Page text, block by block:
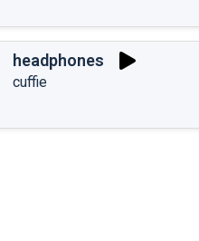
headphones
cuffie